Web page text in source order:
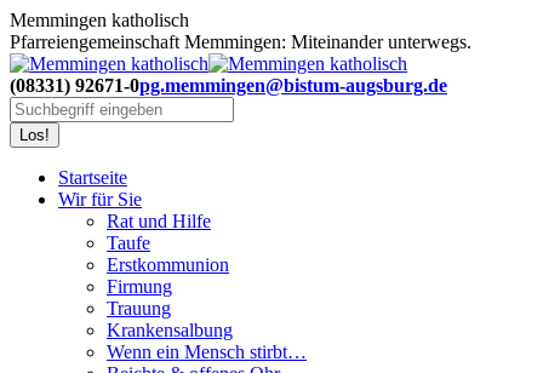
Zum
Inhalt
springen
Memmingen katholisch
Pfarreiengemeinschaft Memmingen: Miteinander unterwegs.
(08331) 92671-0pg.memmingen@bistum-augsburg.de
Search:
Startseite
Wir für Sie
Rat und Hilfe
Taufe
Erstkommunion
Firmung
Trauung
Krankensalbung
Wenn ein Mensch stirbt…